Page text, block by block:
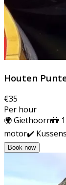
Houten
€35
Per hour
🌍 Giethoorn👬
motor✔️ Kussens
Book now